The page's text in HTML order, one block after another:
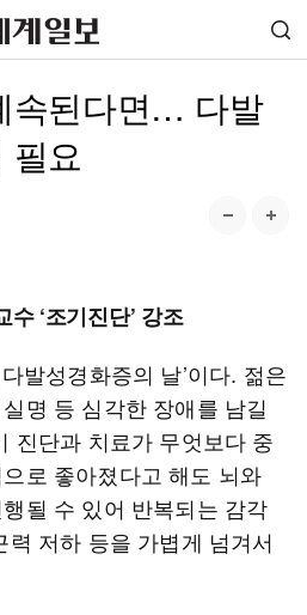
속된다면… 다발
필요
‘조기진단’ 강조
발성경화증의 날’이다. 젊은
명 등 심각한 장애를 남길
진단과 치료가 무엇보다 중
로 좋아졌다고 해도 뇌와
될 수 있어 반복되는 감각
저하 등을 가볍게 넘겨서